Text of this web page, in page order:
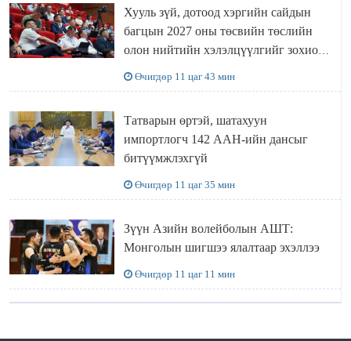
Хууль зүй, дотоод хэргийн сайдын
багцын 2027 оны төсвийн төслийн
олон нийтийн хэлэлцүүлгийг зохион
байгууллаа
Өчигдөр 11 цаг 43 мин
Татварын өртэй, шатахуун
импортлогч 142 ААН-ийн дансыг
битүүмжлэхгүй
Өчигдөр 11 цаг 35 мин
Зүүн Азийн волейболын АШТ:
Монголын шигшээ ялалтаар эхэллээ
Өчигдөр 11 цаг 11 мин